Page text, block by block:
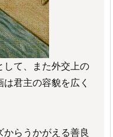
して、また外交上の
君主の容貌を広く
らうかがえる善良